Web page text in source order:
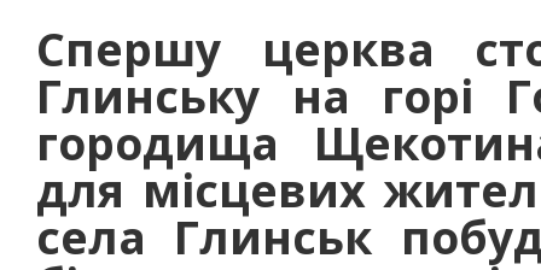
Спершу церква
Глинську на горі
городища
для місцевих
села Глинськ